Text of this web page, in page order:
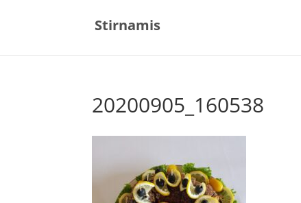
Stirnamis
20200905_160538